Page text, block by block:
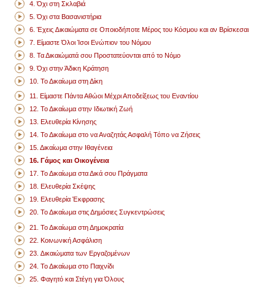
4. Όχι στη Σκλαβιά
5. Όχι στα Βασανιστήρια
6. Έχεις ∆ικαιώµατα σε Οποιοδήποτε Μέρος του Κόσμου και αν Βρίσκεσαι
7. Είµαστε Όλοι Ίσοι Ενώπιον του Νόµου
8. Τα Δικαιώµατά σου Προστατεύονται από το Νόµο
9. Όχι στην Άδικη Κράτηση
10. Το Δικαίωµα στη Δίκη
11. Είµαστε Πάντα Αθώοι Μέχρι Αποδείξεως του Εναντίου
12. Το Δικαίωµα στην Ιδιωτική Ζωή
13. Ελευθερία Κίνησης
14. Το Δικαίωµα στο να Αναζητάς Ασφαλή Τόπο να Ζήσεις
15. Δικαίωμα στην Ιθαγένεια
16. Γάµος και Οικογένεια
17. Το Δικαίωµα στα Δικά σου Πράγµατα
18. Ελευθερία Σκέψης
19. Ελευθερία Έκφρασης
20. Το Δικαίωµα στις Δηµόσιες Συγκεντρώσεις
21. Το Δικαίωµα στη Δηµοκρατία
22. Κοινωνική Ασφάλιση
23. ∆ικαιώματα των Εργαζοµένων
24. Το Δικαίωµα στο Παιχνίδι
25. Φαγητό και Στέγη για Όλους